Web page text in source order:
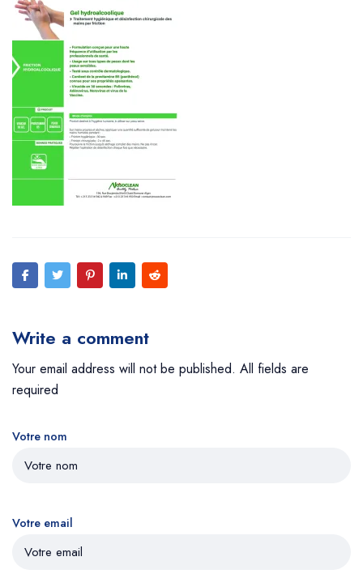
Write a comment
Your email address will not be published. All fields are
required
Votre nom
Votre email